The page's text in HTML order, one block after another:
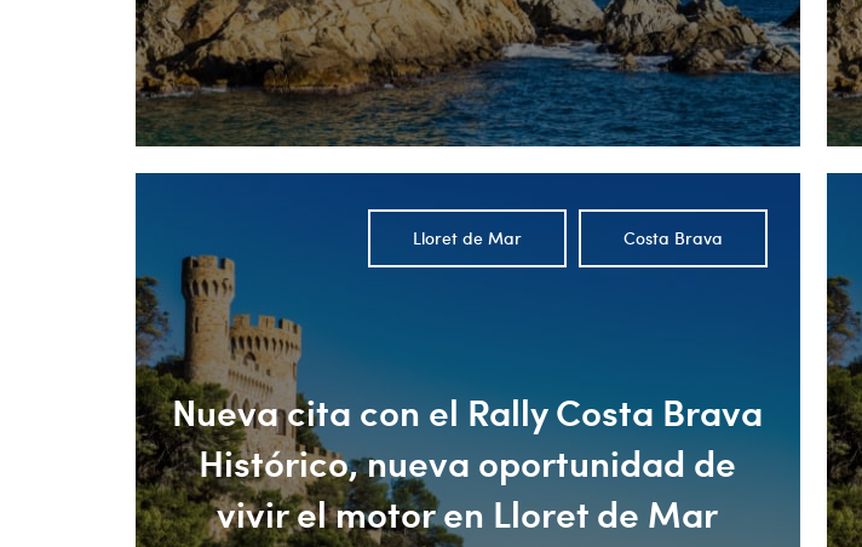
Nueva cita con el Rally Costa Brava
Histórico, nueva oportunidad de
vivir el motor en Lloret de Mar
Costa Brava
Lloret de Mar